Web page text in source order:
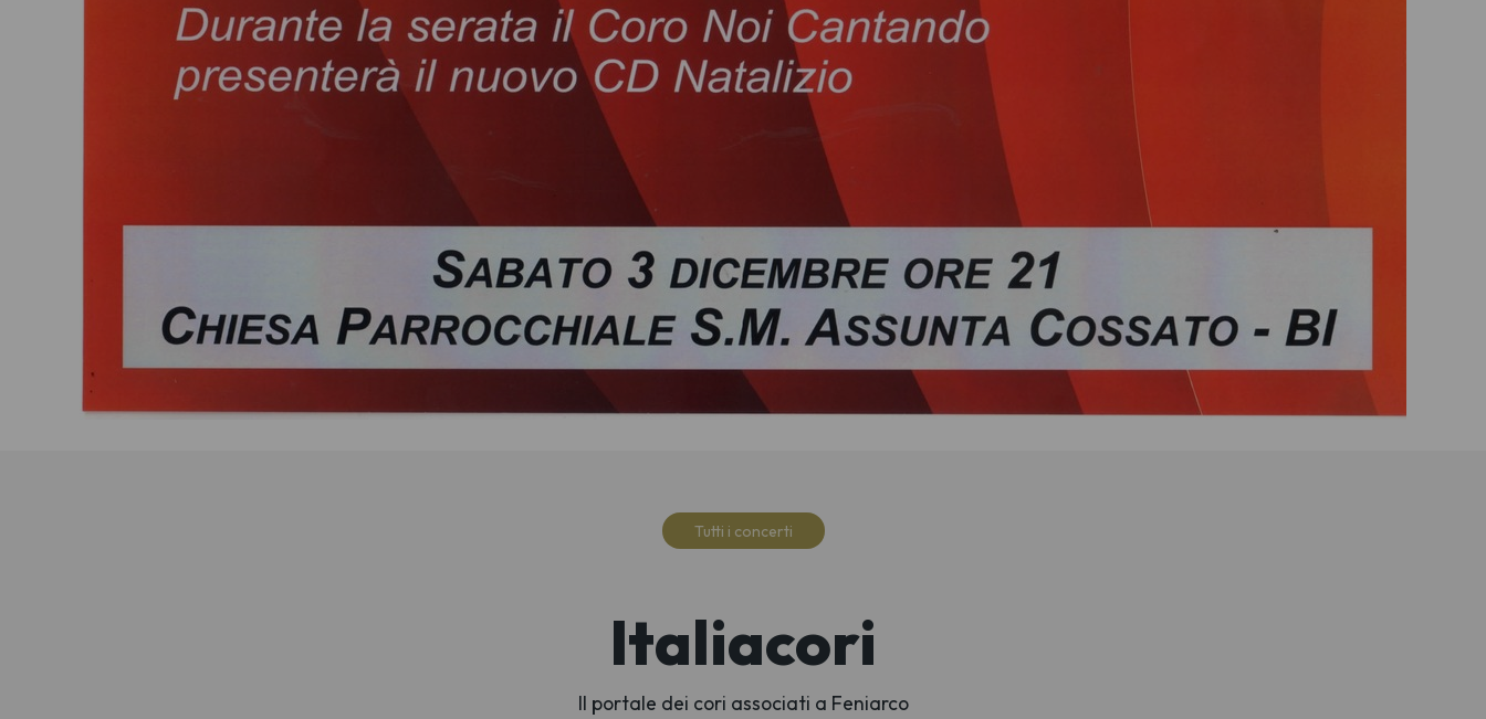
Tutti i concerti
Italiacori
Il portale dei cori associati a Feniarco